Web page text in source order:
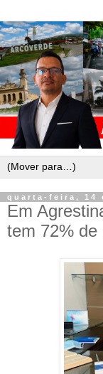
quarta-feira, 14
Em
tem 72% de